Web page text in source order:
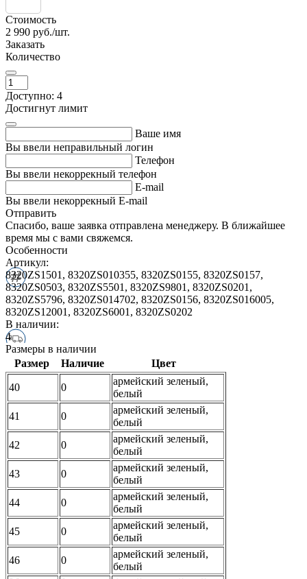
Стоимость
2 990 руб./шт.
Заказать
Количество
Доступно: 4
Достигнут лимит
Ваше имя
Вы ввели неправильный логин
Телефон
Вы ввели некоррекный телефон
E-mail
Вы ввели некоррекный E-mail
Отправить
Спасибо, ваше заявка отправлена менеджеру. В ближайшее
время мы с вами свяжемся.
Особенности
Артикул:
8320ZS1501, 8320ZS010355, 8320ZS0155, 8320ZS0157,
8320ZS0503, 8320ZS5501, 8320ZS9801, 8320ZS0201,
8320ZS5796, 8320ZS014702, 8320ZS0156, 8320ZS016005,
8320ZS12001, 8320ZS6001, 8320ZS0202
В наличии:
4
Размеры в наличии
Размер
Наличие Цвет
40 0
армейский зеленый,
белый
41
0
армейский зеленый,
белый
42
0
армейский зеленый,
белый
43
0
армейский зеленый,
белый
44
0
армейский зеленый,
белый
45
0
армейский зеленый,
белый
46
0
армейский зеленый,
белый